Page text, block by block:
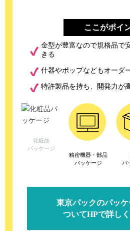
ここがポイ
金型が豊富なので規格品で
きる
什器やポップなどもオーダ
特許製品を持ち、開発力が
化粧品
パッケージ
精密機器・部品
パッケージ
パ
東京パックのパッケ
ついてHPで詳し